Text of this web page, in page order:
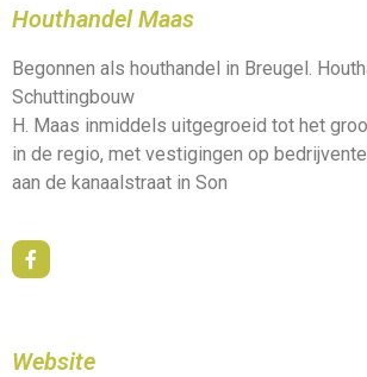
Houthandel Maas
Begonnen als houthandel in Breugel.
Schuttingbouw
H. Maas inmiddels uitgegroeid tot het
in de regio, met vestigingen op
aan de kanaalstraat in Son
Website